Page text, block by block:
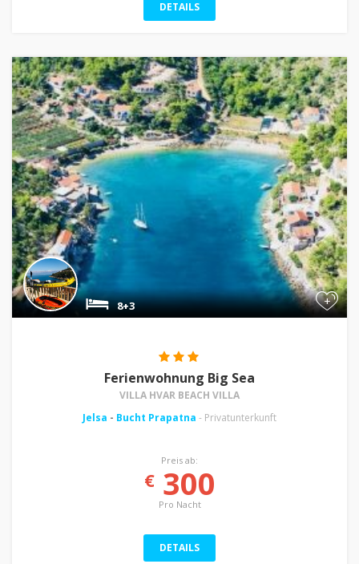
DETAILS
+
8+3
Ferienwohnung Big Sea
VILLA HVAR BEACH VILLA
Jelsa - Bucht Prapatna - Privatunterkunft
Preis ab:
€300
Pro Nacht
DETAILS